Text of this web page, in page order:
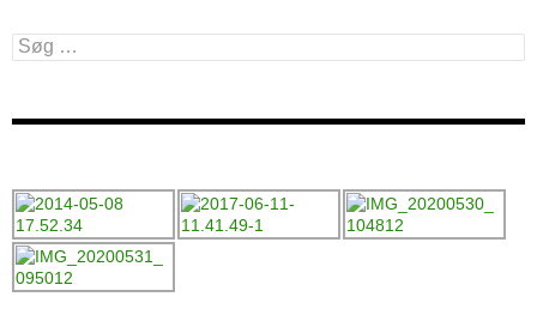
Søg
efter: